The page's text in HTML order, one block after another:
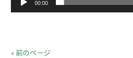
00:00
« 前のページ